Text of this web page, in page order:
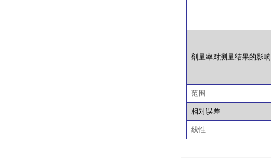
剂量率对测量结果的影响
范围
相对误差
线性